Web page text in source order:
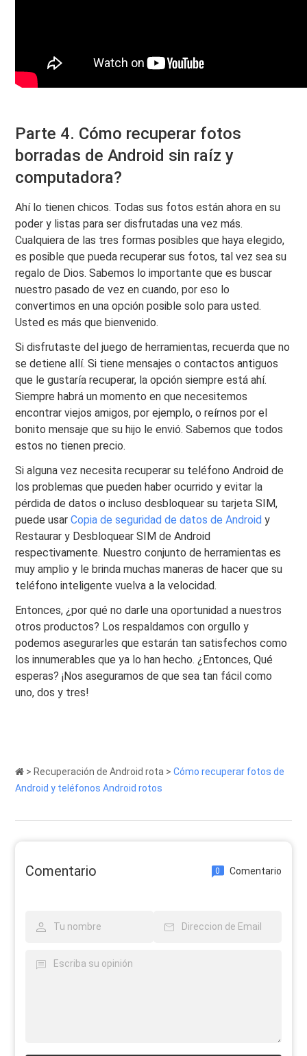
Parte 4. Cómo recuperar fotos
borradas de Android sin raíz y
computadora?
Ahí lo tienen chicos. Todas sus fotos están ahora en su
poder y listas para ser disfrutadas una vez más.
Cualquiera de las tres formas posibles que haya elegido,
es posible que pueda recuperar sus fotos, tal vez sea su
regalo de Dios. Sabemos lo importante que es buscar
nuestro pasado de vez en cuando, por eso lo
convertimos en una opción posible solo para usted.
Usted es más que bienvenido.
Si disfrutaste del juego de herramientas, recuerda que no
se detiene allí. Si tiene mensajes o contactos antiguos
que le gustaría recuperar, la opción siempre está ahí.
Siempre habrá un momento en que necesitemos
encontrar viejos amigos, por ejemplo, o reírnos por el
bonito mensaje que su hijo le envió. Sabemos que todos
estos no tienen precio.
Si alguna vez necesita recuperar su teléfono Android de
los problemas que pueden haber ocurrido y evitar la
pérdida de datos o incluso desbloquear su tarjeta SIM,
puede usarCopia de seguridad de datos de Android y
Restaurar y Desbloquear SIM de Android
respectivamente. Nuestro conjunto de herramientas es
muy amplio y le brinda muchas maneras de hacer que su
teléfono inteligente vuelva a la velocidad.
Entonces, ¿por qué no darle una oportunidad a nuestros
otros productos? Los respaldamos con orgullo y
podemos asegurarles que estarán tan satisfechos como
los innumerables que ya lo han hecho. ¿Entonces, Qué
esperas? ¡Nos aseguramos de que sea tan fácil como
uno, dos y tres!
> Recuperación de Android rota >Cómo recuperar fotos de
Android y teléfonos Android rotos
Comentario 0 Comentario